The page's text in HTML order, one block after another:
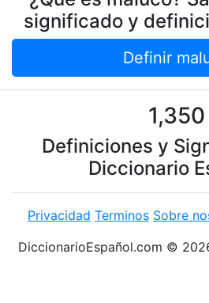
significado y
Definir
1,350
Definiciones y
Diccionario
Privacidad Terminos Sobre
DiccionarioEspañol.com ©